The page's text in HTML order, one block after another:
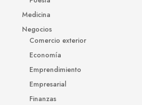
Medicina
Negocios
Comercio exterior
Economía
Emprendimiento
Empresarial
Finanzas